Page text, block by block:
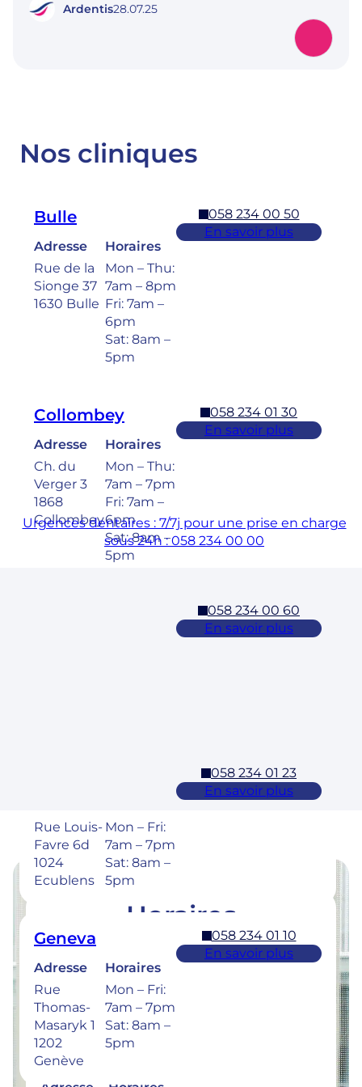
Ardentis28.07.25
Nos cliniques
Bulle
Adresse
Rue de la
Sionge 37
1630 Bulle
Horaires
Mon – Thu:
7am – 8pm
Fri: 7am –
6pm
Sat: 8am –
5pm
058 234 00 50
En savoir plus
Collombey
Adresse
Ch. du
Verger 3
1868
Collombey
Horaires
Mon – Thu:
7am – 7pm
Fri: 7am –
6pm
Sat: 8am –
5pm
058 234 01 30
En savoir plus
058 234 00 60
En savoir plus
Rue Louis-
Favre 6d
1024
Ecublens
Mon – Fri:
7am – 7pm
Sat: 8am –
5pm
058 234 01 23
En savoir plus
Geneva
Adresse
Rue
Thomas-
Masaryk 1
1202
Genève
Horaires
Mon – Fri:
7am – 7pm
Sat: 8am –
5pm
058 234 01 10
En savoir plus
Urgences dentaires : 7/7j pour une prise en charge
sous 24h : 058 234 00 00
Horaires
Retrouvez les horaires de nos cliniques ci-
dessous.
Bulle